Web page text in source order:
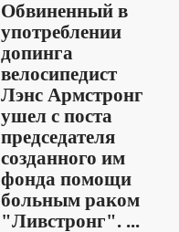
Обвиненный в
употреблении
допинга
велосипедист
Лэнс Армстронг
ушел с поста
председателя
созданного им
фонда помощи
больным раком
"Ливстронг". ...